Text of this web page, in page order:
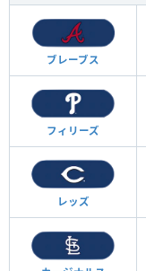
ブレーブス
フィリーズ
レッズ